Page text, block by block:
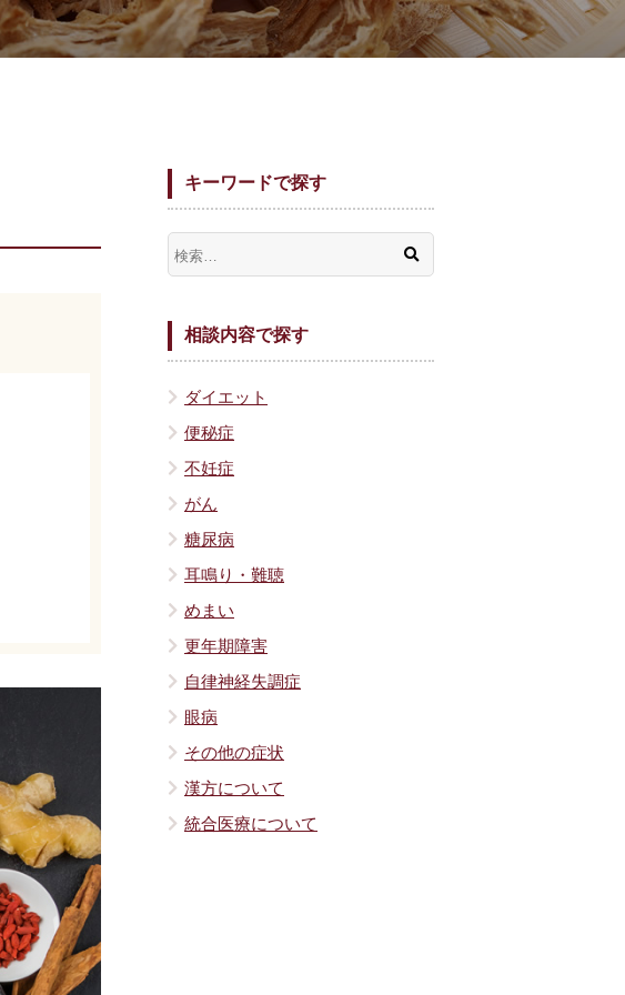
キーワードで探す
相談内容で探す
ダイエット
便秘症
不妊症
がん
糖尿病
耳鳴り・難聴
めまい
更年期障害
自律神経失調症
眼病
その他の症状
漢方について
統合医療について